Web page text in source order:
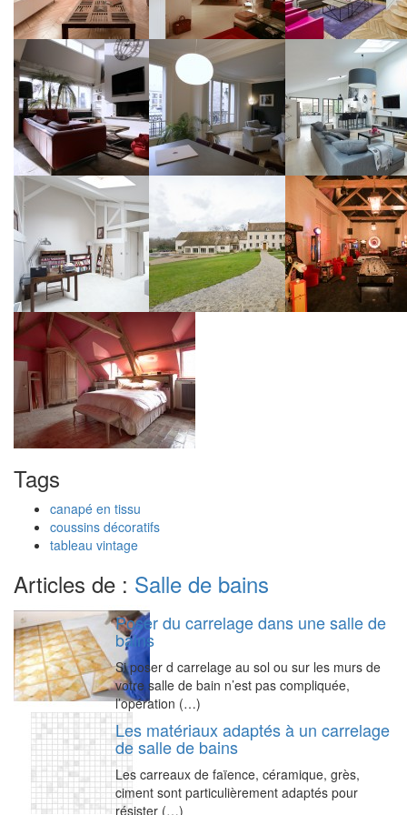
Tags
canapé en tissu
coussins décoratifs
tableau vintage
Articles de : Salle de bains
Poser du carrelage dans une salle de
bains
Si poser d carrelage au sol ou sur les murs de
votre salle de bain n’est pas compliquée,
l’opération (…)
Les matériaux adaptés à un carrelage
de salle de bains
Les carreaux de faïence, céramique, grès,
ciment sont particulièrement adaptés pour
résister (…)